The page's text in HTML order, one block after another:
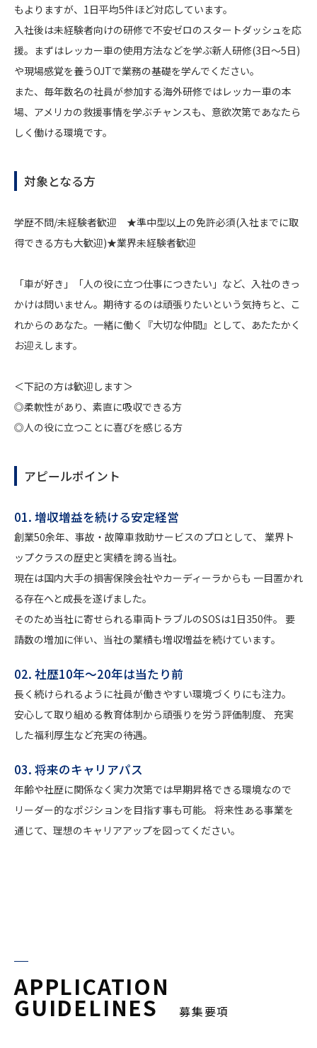
もよりますが、1日平均5件ほど対応しています。
入社後は未経験者向けの研修で不安ゼロのスタートダッシュを応
援。まずはレッカー車の使用方法などを学ぶ新人研修(3日～5日)
や現場感覚を養うOJTで業務の基礎を学んでください。
また、毎年数名の社員が参加する海外研修ではレッカー車の本
場、アメリカの救援事情を学ぶチャンスも、意欲次第であなたら
しく働ける環境です。
対象となる方
学歴不問/未経験者歓迎 ★準中型以上の免許必須(入社までに取
得できる方も大歓迎)★業界未経験者歓迎
「車が好き」「人の役に立つ仕事につきたい」など、入社のきっ
かけは問いません。期待するのは頑張りたいという気持ちと、こ
れからのあなた。一緒に働く『大切な仲間』として、あたたかく
お迎えします。
＜下記の方は歓迎します＞
◎柔軟性があり、素直に吸収できる方
◎人の役に立つことに喜びを感じる方
アピールポイント
01. 増収増益を続ける安定経営
創業50余年、事故・故障車救助サービスのプロとして、 業界ト
ップクラスの歴史と実績を誇る当社。
現在は国内大手の損害保険会社やカーディーラからも 一目置かれ
る存在へと成長を遂げました。
そのため当社に寄せられる車両トラブルのSOSは1日350件。 要
請数の増加に伴い、当社の業績も増収増益を続けています。
02. 社歴10年～20年は当たり前
長く続けられるように社員が働きやすい環境づくりにも注力。
安心して取り組める教育体制から頑張りを労う評価制度、 充実
した福利厚生など充実の待遇。
03. 将来のキャリアパス
年齢や社歴に関係なく実力次第では早期昇格できる環境なので
リーダー的なポジションを目指す事も可能。 将来性ある事業を
通じて、理想のキャリアアップを図ってください。
APPLICATION
GUIDELINES 募集要項